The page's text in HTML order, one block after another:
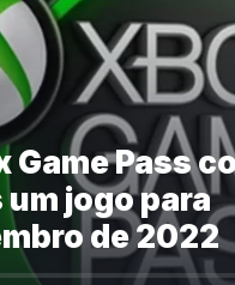
Game Pass
um jogo para
de 2022